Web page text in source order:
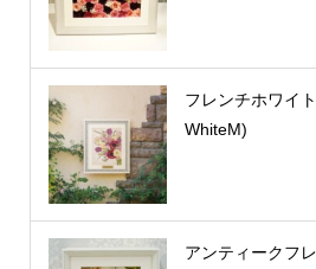
フレンチホワイ
WhiteM)
アンティークフ